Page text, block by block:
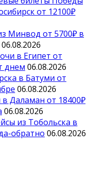
от 12100₽
Минвод от 5700₽ в
06.08.2026
в Египет от
днем 06.08.2026
в Батуми от
06.08.2026
Даламан от 18400₽
06.08.2026
из Тобольска в
обратно 06.08.2026